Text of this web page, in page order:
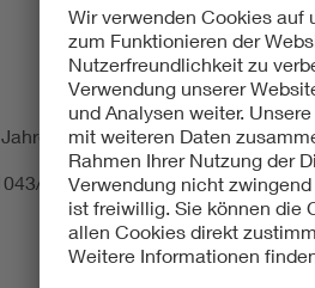
Funktechnik in Deutschland.
1044 Kilohertz. 60 Jahre